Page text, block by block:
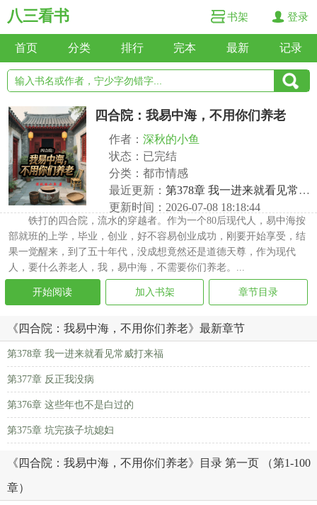
八三看书 书架 登录
首页 分类 排行 完本 最新 记录
四合院：我易中海，不用你们养老
作者： 深秋的小鱼
状态：已完结
分类：都市情感
最近更新： 第378章 我一进来就看见常威打来福
更新时间：2026-07-08 18:18:44
铁打的四合院，流水的穿越者。作为一个80后现代人，易中海按
部就班的上学，毕业，创业，好不容易创业成功，刚要开始享受，结
果一觉醒来，到了五十年代，没成想竟然还是道德天尊，作为现代
人，要什么养老人，我，易中海，不需要你们养老。...
开始阅读 加入书架 章节目录
《四合院：我易中海，不用你们养老》最新章节
第378章 我一进来就看见常威打来福
第377章 反正我没病
第376章 这些年也不是白过的
第375章 坑完孩子坑媳妇
《四合院：我易中海，不用你们养老》目录 第一页 （第1-100
章）